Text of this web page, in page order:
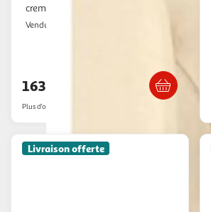
creme 163x23x118/128 cm tissu
Vendu par
Livraison dès 4/5 jours
163,99€
Plus d'offres à partir de
Livraison offerte